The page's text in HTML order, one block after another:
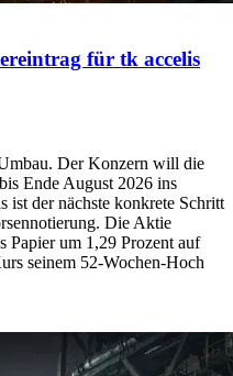
für tk accelis
Der Konzern will die
Ende August 2026 ins
ist der nächste konkrete Schritt
Die Aktie
Papier um 1,29 Prozent auf
seinem 52-Wochen-Hoch